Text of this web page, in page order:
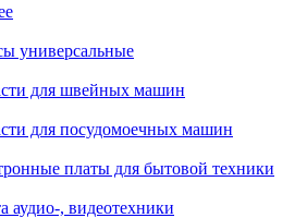
универсальные
для швейных машин
для посудомоечных машин
платы для бытовой техники
аудио-, видеотехники